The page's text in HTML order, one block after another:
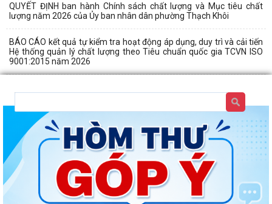
QUYẾT ĐỊNH ban hành Chính sách chất lượng và Mục tiêu chất
lượng năm 2026 của Ủy ban nhân dân phường Thạch Khôi
BÁO CÁO kết quả tự kiểm tra hoạt động áp dụng, duy trì và cải tiến
Hệ thống quản lý chất lượng theo Tiêu chuẩn quốc gia TCVN ISO
9001:2015 năm 2026